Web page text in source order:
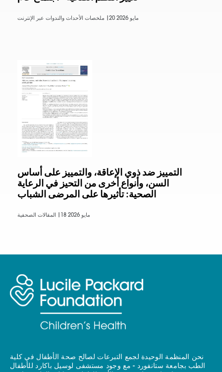
20 مايو 2026
التمييز ضد ذوي الإعاقة، والتمييز على أساس
السن، وأنواع أخرى من التحيز في الرعاية
الصحية: تأثيرها على المرضى الشباب
18 مايو 2026
نحن المنظمة الوحيدة لجمع التبرعات لصالح صحة الأطفال في كلية
الطب بجامعة ستانفورد - مع وجود مستشفى لوسيل باكارد للأطفال